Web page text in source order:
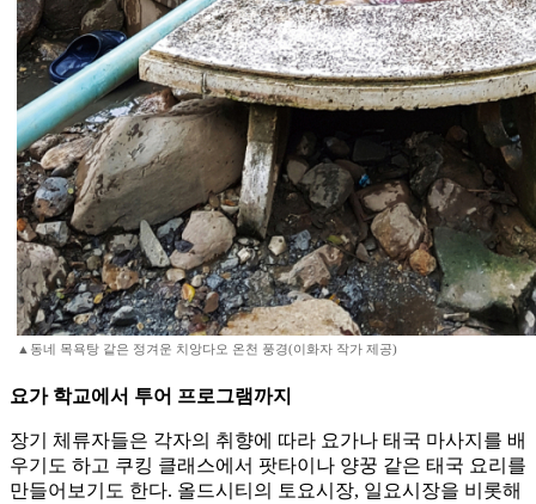
▲동네 목욕탕 같은 정겨운 치앙다오 온천 풍경(이화자 작가 제공)
요가 학교에서 투어 프로그램까지
장기 체류자들은 각자의 취향에 따라 요가나 태국 마사지를 배
우기도 하고 쿠킹 클래스에서 팟타이나 양꿍 같은 태국 요리를
만들어보기도 한다. 올드시티의 토요시장, 일요시장을 비롯해